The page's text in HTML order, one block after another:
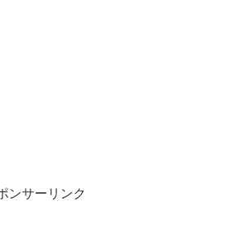
ンサーリンク